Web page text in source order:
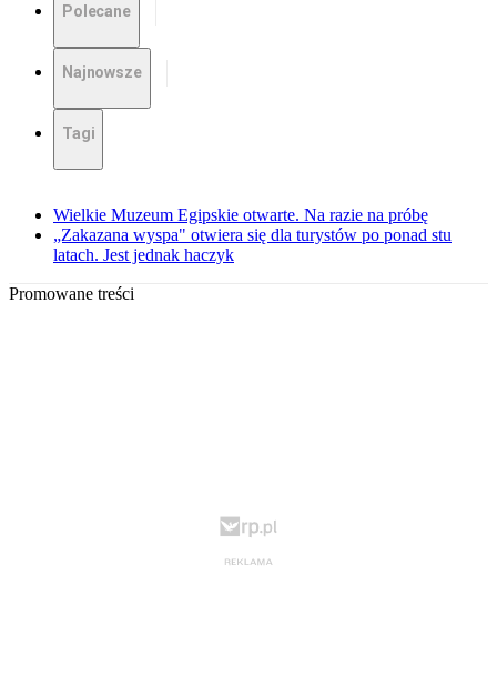
Polecane
Najnowsze
Tagi
Wielkie Muzeum Egipskie otwarte. Na razie na próbę
„Zakazana wyspa" otwiera się dla turystów po ponad stu
latach. Jest jednak haczyk
Promowane treści